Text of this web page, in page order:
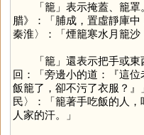
「籠」表示掩蓋、籠
腊》：「脯成，置虛靜庫
秦淮〉：「煙籠寒水月籠沙
「籠」還表示把手或東
回：「旁邊小的道：『這
飯籠了，卻不污了衣服？
民〉：「籠著手吃飯的人
人家的汗。」